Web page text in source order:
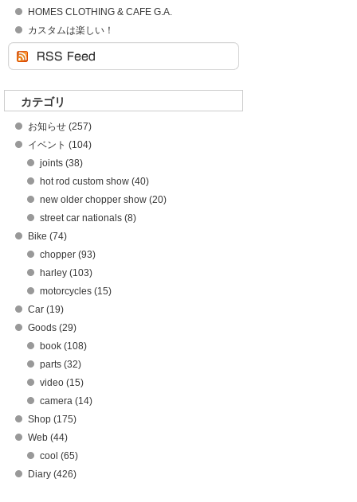
HOMES CLOTHING & CAFE G.A.
カスタムは楽しい！
カテゴリ
お知らせ (257)
イベント (104)
joints (38)
hot rod custom show (40)
new older chopper show (20)
street car nationals (8)
Bike (74)
chopper (93)
harley (103)
motorcycles (15)
Car (19)
Goods (29)
book (108)
parts (32)
video (15)
camera (14)
Shop (175)
Web (44)
cool (65)
Diary (426)